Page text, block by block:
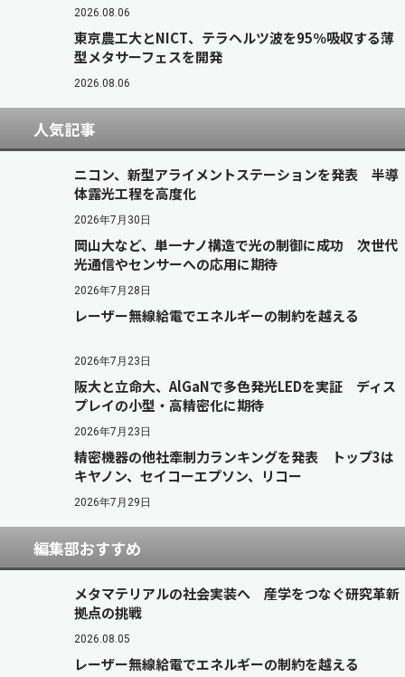
2026.08.06
東京農工大とNICT、テラヘルツ波を95％吸収する薄
型メタサーフェスを開発
2026.08.06
人気記事
ニコン、新型アライメントステーションを発表 半導
体露光工程を高度化
2026年7月30日
岡山大など、単一ナノ構造で光の制御に成功 次世代
光通信やセンサーへの応用に期待
2026年7月28日
レーザー無線給電でエネルギーの制約を越える
2026年7月23日
阪大と立命大、AlGaNで多色発光LEDを実証 ディス
プレイの小型・高精密化に期待
2026年7月23日
精密機器の他社牽制力ランキングを発表 トップ3は
キヤノン、セイコーエプソン、リコー
2026年7月29日
編集部おすすめ
メタマテリアルの社会実装へ 産学をつなぐ研究革新
拠点の挑戦
2026.08.05
レーザー無線給電でエネルギーの制約を越える